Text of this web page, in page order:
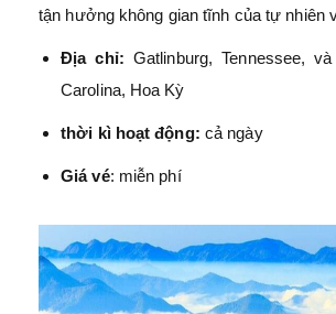
tận hưởng không gian tĩnh của tự nhiên
Địa chỉ: Gatlinburg, Tennessee,
Carolina, Hoa Kỳ
thời kì hoạt động: cả ngày
Giá vé: miễn phí